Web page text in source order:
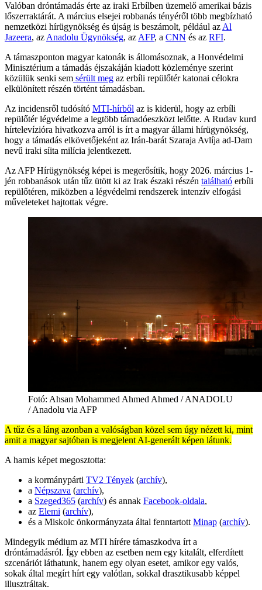
Valóban dróntámadás érte az iraki Erbílben üzemelő amerikai bázis
lőszerraktárát. A március elsejei robbanás tényéről több megbízható
nemzetközi hírügynökség és újság is beszámolt, például azAl
Jazeera, azAnadolu Ügynökség, azAFP, a CNN és az RFI.
A támaszponton magyar katonák is állomásoznak, a Honvédelmi
Minisztérium a támadás éjszakáján kiadott közleménye szerint
közülük senki sem sérült meg az erbíli repülőtér katonai célokra
elkülönített részén történt támadásban.
Az incidensről tudósító MTI-hírből az is kiderül, hogy az erbíli
repülőtér légvédelme a legtöbb támadóeszközt lelőtte. A Rudav kurd
hírtelevízióra hivatkozva arról is írt a magyar állami hírügynökség,
hogy a támadás elkövetőjeként az Irán-barát Szaraja Avlíja ad-Dam
nevű iraki síita milícia jelentkezett.
Az AFP Hírügynökség képei is megerősítik, hogy 2026. március 1-
jén robbanások után tűz ütött ki az Irak északi részén található erbíli
repülőtéren, miközben a légvédelmi rendszerek intenzív elfogási
műveleteket hajtottak végre.
Fotó: Ahsan Mohammed Ahmed Ahmed / ANADOLU
/ Anadolu via AFP
A tűz és a láng azonban a valóságban közel sem úgy nézett ki, mint
amit a magyar sajtóban is megjelent AI-generált képen látunk.
A hamis képet megosztotta:
a kormánypárti TV2 Tények (archív),
a Népszava (archív),
a Szeged365 (archív) és annak Facebook-oldala,
az Elemi (archív),
és a Miskolc önkormányzata által fenntartott Minap (archív).
Mindegyik médium az MTI hírére támaszkodva írt a
dróntámadásról. Így ebben az esetben nem egy kitalált, elferdített
szcenáriót láthatunk, hanem egy olyan esetet, amikor egy valós,
sokak által megírt hírt egy valótlan, sokkal drasztikusabb képpel
illusztráltak.